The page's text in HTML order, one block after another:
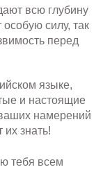
всю глубину
силу, так
перед
языке,
и настоящие
намерений
знать!
тебя всем